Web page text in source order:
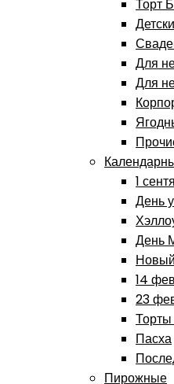
Торт
Для
Для
1
День
День
14
23
Пасха
Пирожные